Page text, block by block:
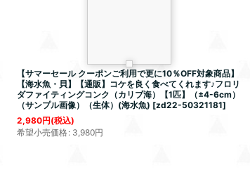
【サマーセール クーポンご利用で更に10％OFF対象商品】
【海水魚・貝】【通販】コケを良く食べてくれます♪フロリ
ダファイティングコンク（カリブ海）【1匹】（±4-6cm）
（サンプル画像）（生体）(海水魚) [zd22-50321181]
2,980円(税込)
希望小売価格: 3,980円